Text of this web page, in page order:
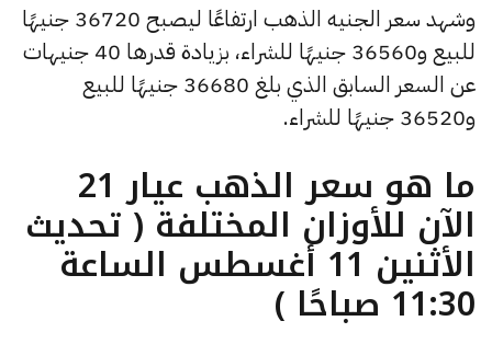
وشهد سعر الجنيه الذهب ارتفاعًا ليصبح 36720 جنيهًا
للبيع و36560 جنيهًا للشراء، بزيادة قدرها 40 جنيهات
عن السعر السابق الذي بلغ 36680 جنيهًا للبيع
و36520 جنيهًا للشراء.
ما هو سعر الذهب عيار 21
الآن للأوزان المختلفة ( تحديث
الأثنين 11 أغسطس الساعة
11:30 صباحًا )